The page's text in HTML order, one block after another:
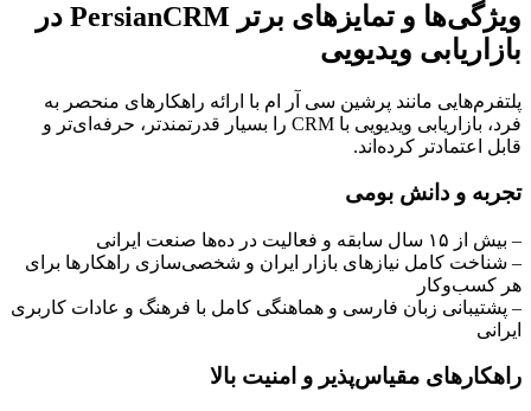
ویژگی‌ها و تمایزهای برتر PersianCRM در
بازاریابی ویدیویی
پلتفرم‌هایی مانند پرشین سی آر ام با ارائه راهکارهای منحصر به
فرد، بازاریابی ویدیویی با CRM را بسیار قدرتمندتر، حرفه‌ای‌تر و
قابل اعتمادتر کرده‌اند.
تجربه و دانش بومی
– بیش از ۱۵ سال سابقه و فعالیت در ده‌ها صنعت ایرانی
– شناخت کامل نیازهای بازار ایران و شخصی‌سازی راهکارها برای
هر کسب‌وکار
– پشتیبانی زبان فارسی و هماهنگی کامل با فرهنگ و عادات کاربری
ایرانی
راهکارهای مقیاس‌پذیر و امنیت بالا